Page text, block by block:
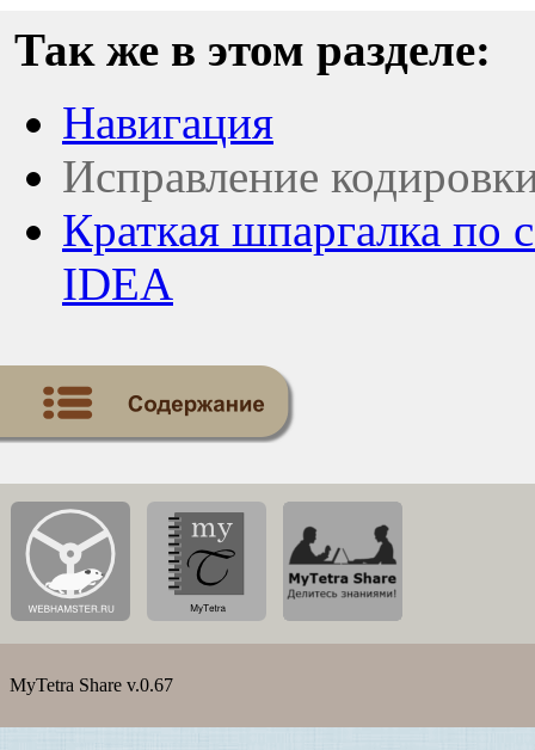
Так же в этом разделе:
Навигация
Исправление
Краткая шпаргалка по
IDEA
MyTetra Share v.0.67